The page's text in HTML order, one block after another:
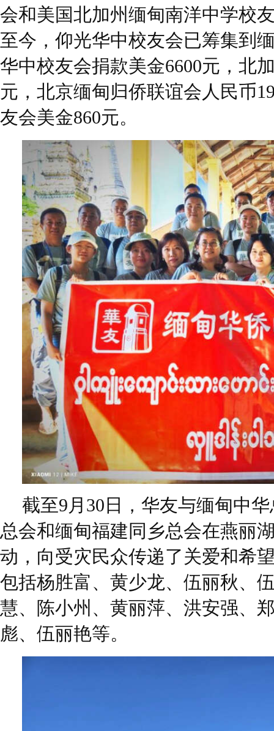
会和美国北加州缅甸南洋中学校
至今，仰光华中校友会已筹集到
华中校友会捐款美金6600元，北
元，北京缅甸归侨联谊会人民币
友会美金860元。
截至9月30日，华友与缅甸中
总会和缅甸福建同乡总会在燕丽
动，向受灾民众传递了关爱和希
包括杨胜富、黄少龙、伍丽秋、
慧、陈小州、黄丽萍、洪安强、
彪、伍丽艳等。